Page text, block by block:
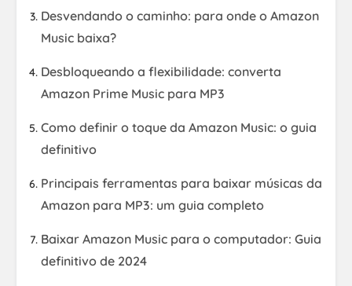
Desvendando o caminho: para onde o Amazon
Music baixa?
Desbloqueando a flexibilidade: converta
Amazon Prime Music para MP3
Como definir o toque da Amazon Music: o guia
definitivo
Principais ferramentas para baixar músicas da
Amazon para MP3: um guia completo
Baixar Amazon Music para o computador: Guia
definitivo de 2024